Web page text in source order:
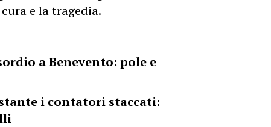
e la tragedia.
a Benevento: pole e
i contatori staccati: